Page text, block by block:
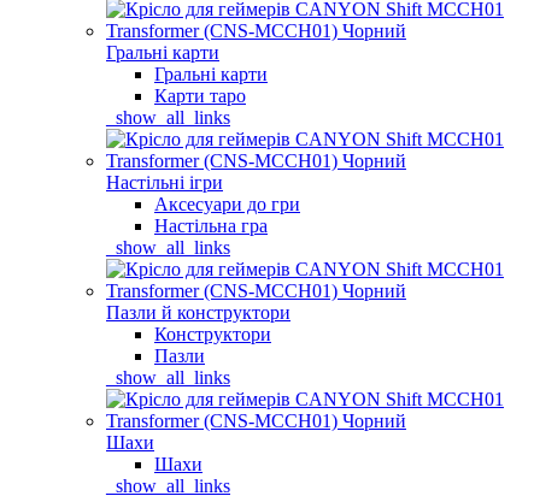
Гральні карти
Гральні карти
Карти таро
_show_all_links
Настільні ігри
Аксесуари до гри
Настільна гра
_show_all_links
Пазли й конструктори
Конструктори
Пазли
_show_all_links
Шахи
Шахи
_show_all_links